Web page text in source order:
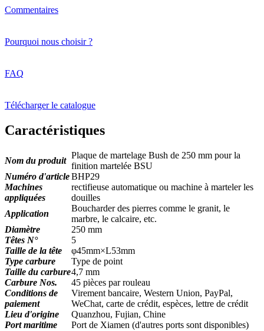
Commentaires
Pourquoi nous choisir ?
FAQ
Télécharger le catalogue
Caractéristiques
Nom du produit
Plaque de martelage Bush de 250 mm pour la
finition martelée BSU
Numéro d'articleBHP29
Machines
appliquées
rectifieuse automatique ou machine à marteler les
douilles
Application
Boucharder des pierres comme le granit, le
marbre, le calcaire, etc.
Diamètre
250 mm
Têtes N°
5
Taille de la tête
φ45mm×L53mm
Type carbure
Type de point
Taille du carbure4,7 mm
Carbure Nos.
45 pièces par rouleau
Conditions de
paiement
Virement bancaire, Western Union, PayPal,
WeChat, carte de crédit, espèces, lettre de crédit
Lieu d'origine
Quanzhou, Fujian, Chine
Port maritime
Port de Xiamen (d'autres ports sont disponibles)